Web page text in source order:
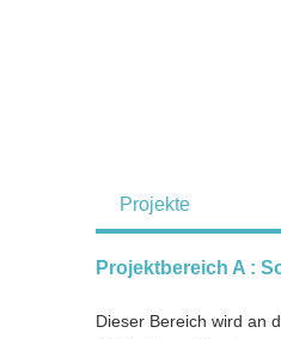
Projekte
Projektbereich A :
Dieser Bereich wird an